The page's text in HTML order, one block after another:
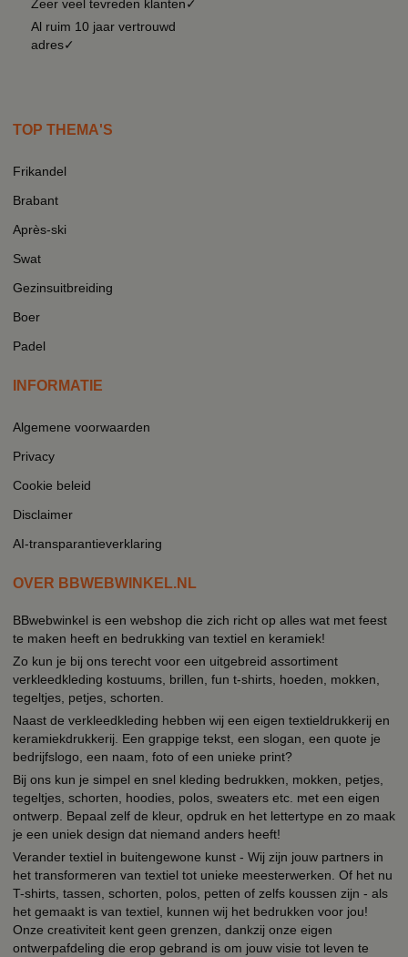
Zeer veel tevreden klanten✓
Al ruim 10 jaar vertrouwd
adres✓
TOP THEMA'S
Frikandel
Brabant
Après-ski
Swat
Gezinsuitbreiding
Boer
Padel
INFORMATIE
Algemene voorwaarden
Privacy
Cookie beleid
Disclaimer
AI-transparantieverklaring
OVER BBWEBWINKEL.NL
BBwebwinkel is een webshop die zich richt op alles wat met feest
te maken heeft en bedrukking van textiel en keramiek!
Zo kun je bij ons terecht voor een uitgebreid assortiment
verkleedkleding kostuums, brillen, fun t-shirts, hoeden, mokken,
tegeltjes, petjes, schorten.
Naast de verkleedkleding hebben wij een eigen textieldrukkerij en
keramiekdrukkerij. Een grappige tekst, een slogan, een quote je
bedrijfslogo, een naam, foto of een unieke print?
Bij ons kun je simpel en snel kleding bedrukken, mokken, petjes,
tegeltjes, schorten, hoodies, polos, sweaters etc. met een eigen
ontwerp. Bepaal zelf de kleur, opdruk en het lettertype en zo maak
je een uniek design dat niemand anders heeft!
Verander textiel in buitengewone kunst - Wij zijn jouw partners in
het transformeren van textiel tot unieke meesterwerken. Of het nu
T-shirts, tassen, schorten, polos, petten of zelfs koussen zijn - als
het gemaakt is van textiel, kunnen wij het bedrukken voor jou!
Onze creativiteit kent geen grenzen, dankzij onze eigen
ontwerpafdeling die erop gebrand is om jouw visie tot leven te